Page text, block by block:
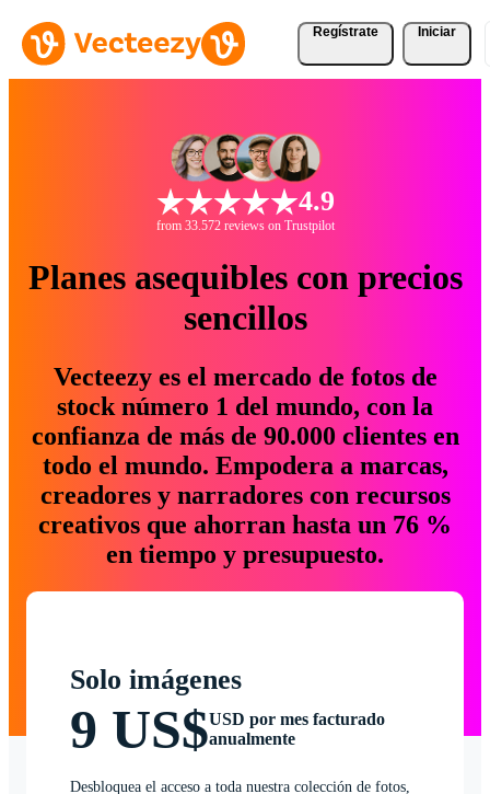
Regístrate Iniciar
4.9
from 33.572 reviews on Trustpilot
Planes asequibles con precios
sencillos
Vecteezy es el mercado de fotos de
stock número 1 del mundo, con la
confianza de más de 90.000 clientes en
todo el mundo. Empodera a marcas,
creadores y narradores con recursos
creativos que ahorran hasta un 76 %
en tiempo y presupuesto.
Solo imágenes
9 US$USD por mes facturado
anualmente
Desbloquea el acceso a toda nuestra colección de fotos,